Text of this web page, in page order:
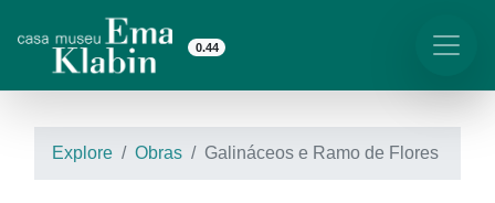
0.44
Explore Obras Galináceos e Ramo de Flores